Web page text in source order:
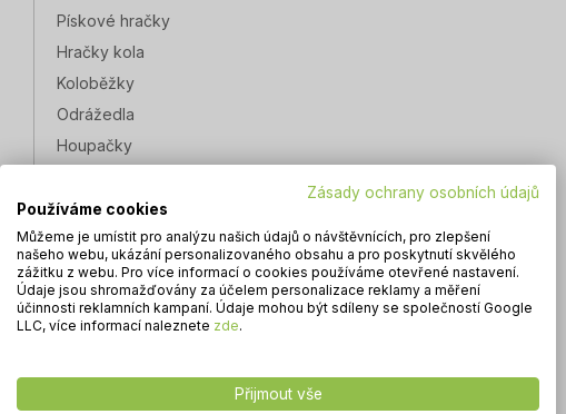
Pískové hračky
Hračky kola
Koloběžky
Odrážedla
Houpačky
Bazény
Trampolíny
Zábava v zahradě
Sport a cestovní ruch
Little Tikes
Zásady ochrany osobních údajů
Používáme cookies
Můžeme je umístit pro analýzu našich údajů o návštěvnících, pro zlepšení
našeho webu, ukázání personalizovaného obsahu a pro poskytnutí skvělého
zážitku z webu. Pro více informací o cookies používáme otevřené nastavení.
Údaje jsou shromažďovány za účelem personalizace reklamy a měření
účinnosti reklamních kampaní. Údaje mohou být sdíleny se společností Google
LLC, více informací naleznete zde.
Přijmout vše